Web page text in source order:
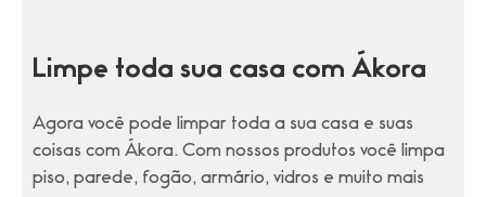
Limpe toda sua casa com Ákora
Agora você pode limpar toda a sua casa e suas
coisas com Ákora. Com nossos produtos você limpa
piso, parede, fogão, armário, vidros e muito mais